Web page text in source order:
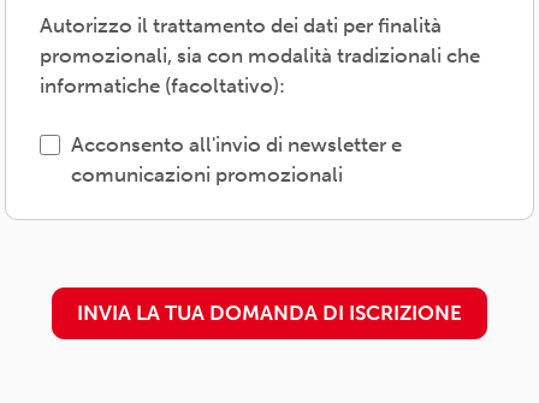
interni e/o comunicando i dati a soggetti
esterni (amministrazioni/autorità; fornitori di
specifici servizi di supporto -es. consulenza
promossi, partecipati o convenzionati).
o limitazione degli stessi, opposizione al
trattamento) presso il proprio
Autorizzo il trattamento dei dati per finalità
promozionali, sia con modalità tradizionali che
informatiche (facoltativo):
Acconsento all'invio di newsletter e
comunicazioni promozionali
INVIA LA TUA DOMANDA DI ISCRIZIONE